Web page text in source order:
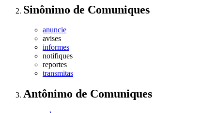
Sinônimo de Comuniques
anuncie
avises
informes
notifiques
reportes
transmitas
Antônimo de Comuniques